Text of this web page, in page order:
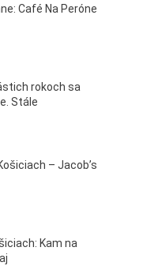
Café Na Peróne
rokoch sa
Stále
– Jacob’s
Kam na